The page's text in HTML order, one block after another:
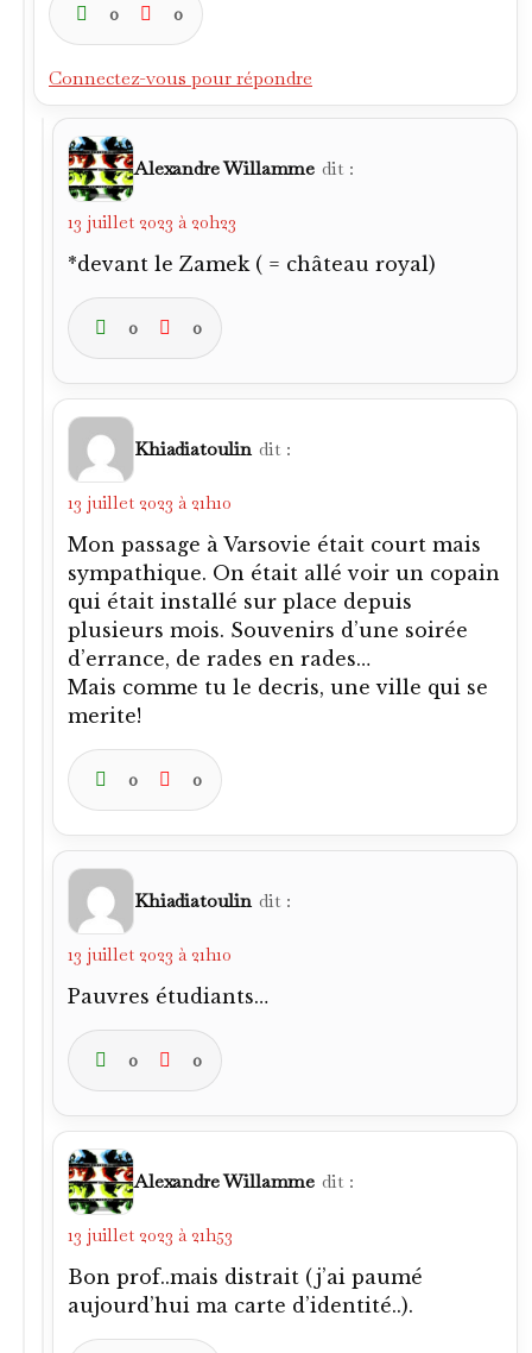
0 0
Connectez-vous pour répondre
Alexandre Willamme dit :
13 juillet 2023 à 20h23
*devant le Zamek ( = château royal)
0 0
Khiadiatoulin dit :
13 juillet 2023 à 21h10
Mon passage à Varsovie était court mais
sympathique. On était allé voir un copain
qui était installé sur place depuis
plusieurs mois. Souvenirs d’une soirée
d’errance, de rades en rades…
Mais comme tu le decris, une ville qui se
merite!
0 0
Khiadiatoulin dit :
13 juillet 2023 à 21h10
Pauvres étudiants…
0 0
Alexandre Willamme dit :
13 juillet 2023 à 21h53
Bon prof..mais distrait (j’ai paumé
aujourd’hui ma carte d’identité..).